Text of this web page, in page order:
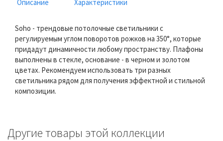
Описание Характеристики
Soho - трендовые потолочные светильники с
регулируемым углом поворотов рожков на 350°, которые
придадут динамичности любому пространству. Плафоны
выполнены в стекле, основание - в черном и золотом
цветах. Рекомендуем использовать три разных
светильника рядом для получения эффектной и стильной
композиции.
Другие товары этой коллекции